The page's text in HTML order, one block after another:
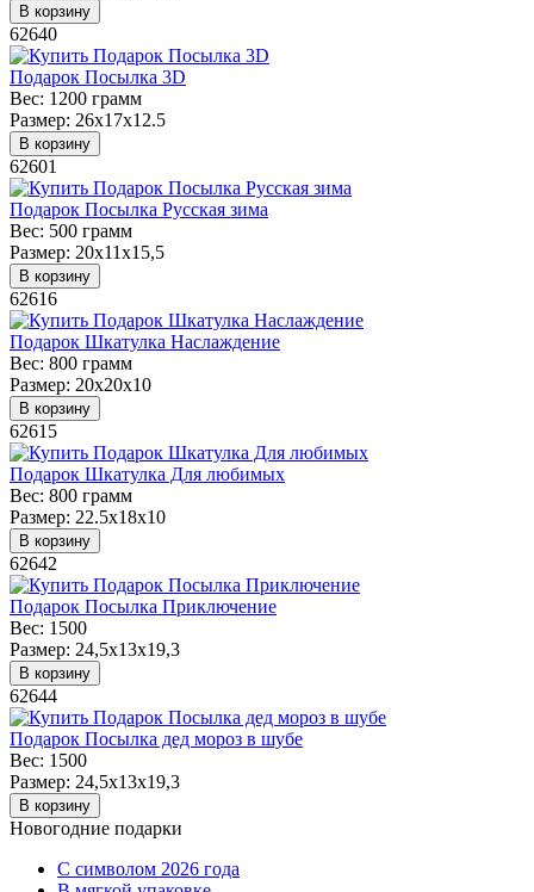
В корзину
62640
Подарок Посылка 3D
Вес: 1200 грамм
Размер: 26х17х12.5
В корзину
62601
Подарок Посылка Русская зима
Вес: 500 грамм
Размер: 20х11х15,5
В корзину
62616
Подарок Шкатулка Наслаждение
Вес: 800 грамм
Размер: 20х20х10
В корзину
62615
Подарок Шкатулка Для любимых
Вес: 800 грамм
Размер: 22.5x18x10
В корзину
62642
Подарок Посылка Приключение
Вес: 1500
Размер: 24,5x13x19,3
В корзину
62644
Подарок Посылка дед мороз в шубе
Вес: 1500
Размер: 24,5x13x19,3
В корзину
Новогодние подарки
C символом 2026 года